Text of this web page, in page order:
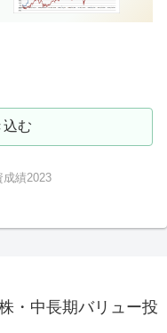
込む
成績2023
・中長期バリュー投